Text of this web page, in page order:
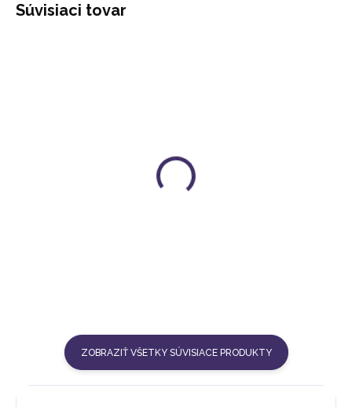
Súvisiaci tovar
ZOBRAZIŤ VŠETKY SÚVISIACE PRODUKTY